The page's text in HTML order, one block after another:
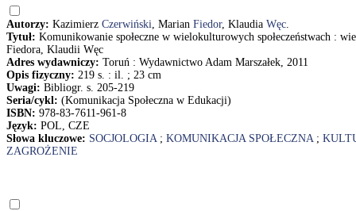
Autorzy: Kazimierz Czerwiński, Marian Fiedor, Klaudia Węc.
Tytuł: Komunikowanie społeczne w wielokulturowych społeczeństwach :
Fiedora, Klaudii Węc
Adres wydawniczy: Toruń : Wydawnictwo Adam Marszałek, 2011
Opis fizyczny: 219 s. : il. ; 23 cm
Uwagi: Bibliogr. s. 205-219
Seria/cykl: (Komunikacja Społeczna w Edukacji)
ISBN: 978-83-7611-961-8
Język: POL, CZE
Słowa kluczowe: SOCJOLOGIA; KOMUNIKACJA SPOŁECZNA;
ZAGROŻENIE